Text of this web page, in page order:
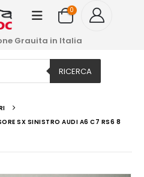
0
Grauita in Italia
RICERCA
SX SINISTRO AUDI A6 C7 RS6 8